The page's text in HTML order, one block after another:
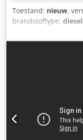
Toestand: nieuw,
brandstoftype: diesel
Bouwjaar: 2026
rupsbanden
CE-markering: ja